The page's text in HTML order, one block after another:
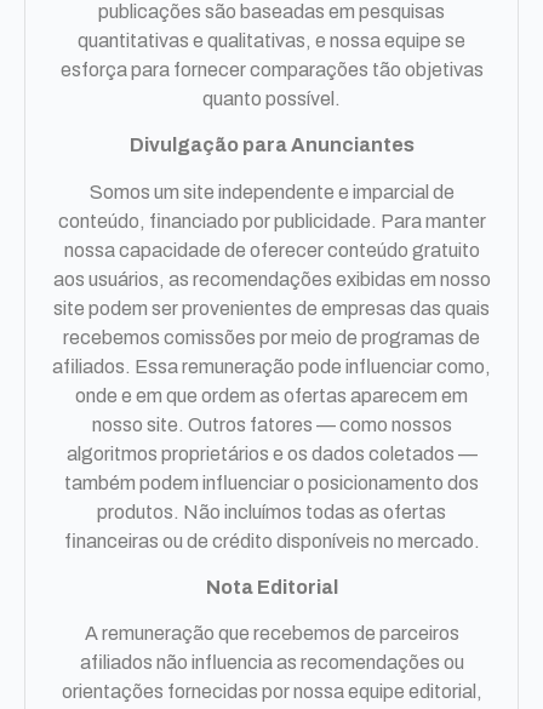
publicações são baseadas em pesquisas
quantitativas e qualitativas, e nossa equipe se
esforça para fornecer comparações tão objetivas
quanto possível.
Divulgação para Anunciantes
Somos um site independente e imparcial de
conteúdo, financiado por publicidade. Para manter
nossa capacidade de oferecer conteúdo gratuito
aos usuários, as recomendações exibidas em nosso
site podem ser provenientes de empresas das quais
recebemos comissões por meio de programas de
afiliados. Essa remuneração pode influenciar como,
onde e em que ordem as ofertas aparecem em
nosso site. Outros fatores — como nossos
algoritmos proprietários e os dados coletados —
também podem influenciar o posicionamento dos
produtos. Não incluímos todas as ofertas
financeiras ou de crédito disponíveis no mercado.
Nota Editorial
A remuneração que recebemos de parceiros
afiliados não influencia as recomendações ou
orientações fornecidas por nossa equipe editorial,